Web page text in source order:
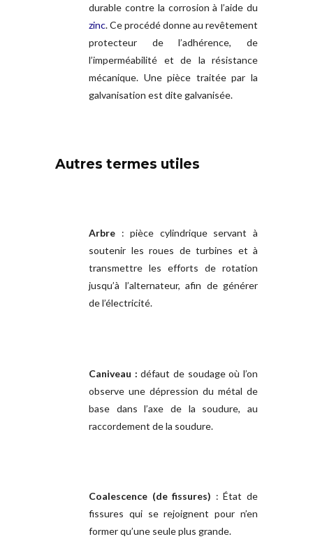
durable contre la corrosion à l’aide du
zinc. Ce procédé donne au revêtement
protecteur de l’adhérence, de
l’imperméabilité et de la résistance
mécanique. Une pièce traitée par la
galvanisation est dite galvanisée.
Autres termes utiles
Arbre : pièce cylindrique servant à
soutenir les roues de turbines et à
transmettre les efforts de rotation
jusqu’à l’alternateur, afin de générer
de l’électricité.
Caniveau : défaut de soudage où l’on
observe une dépression du métal de
base dans l’axe de la soudure, au
raccordement de la soudure.
Coalescence (de fissures) : État de
fissures qui se rejoignent pour n’en
former qu’une seule plus grande.